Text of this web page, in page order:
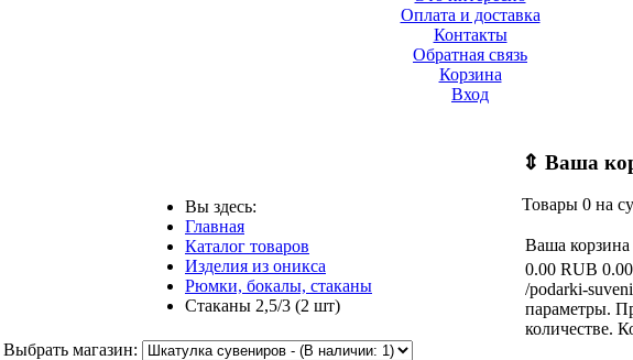
Оплата и доставка
Контакты
Обратная связь
Корзина
Вход
Вы здесь:
Главная
Каталог товаров
Изделия из оникса
Рюмки, бокалы, стаканы
Стаканы 2,5/3 (2 шт)
Выбрать магазин:
⇕ Ваша
Товары 0 на
Ваша корзина
0.00 RUB
/podarki-
параметры.
количестве.